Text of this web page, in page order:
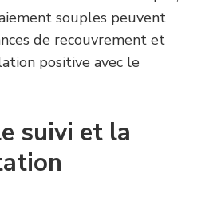
souples peuvent
de recouvrement et
positive avec le
suivi et la